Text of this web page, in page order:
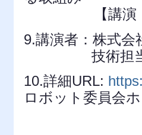
【講演：50
9.講演者：株式
技術担当ヴ
10.詳細URL:
ロボット委員会